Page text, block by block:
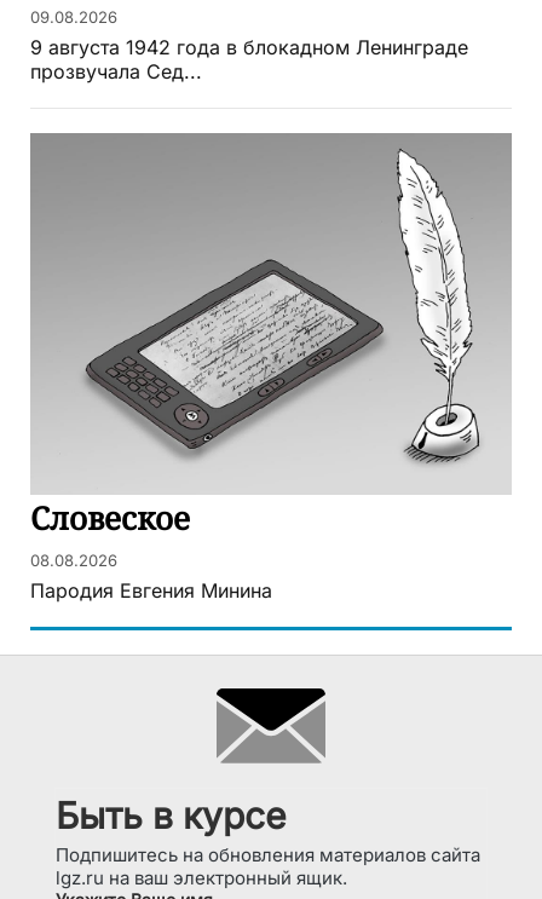
09.08.2026
9 августа 1942 года в блокадном Ленинграде
прозвучала Сед...
Словеское
08.08.2026
Пародия Евгения Минина
Быть в курсе
Подпишитесь на обновления материалов сайта
lgz.ru на ваш электронный ящик.